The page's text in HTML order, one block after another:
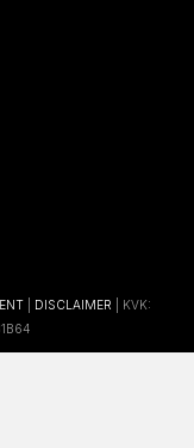
DISCLAIMER | KVK: